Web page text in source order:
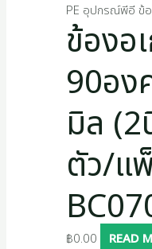
PE อุปกรณ์พีอี ข้
ข้องอ
90อง
มิล (2
ตัว/แ
฿0.00 READ